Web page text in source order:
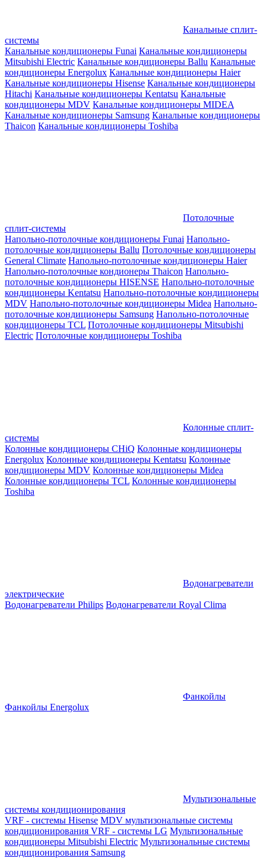
Канальные сплит-
системы
Канальные кондиционеры Funai Канальные кондиционеры
Mitsubishi Electric Канальные кондиционеры Ballu Канальные
кондиционеры Energolux Канальные кондиционеры Haier
Канальные кондиционеры Hisense Канальные кондиционеры
Hitachi Канальные кондиционеры Kentatsu Канальные
кондиционеры MDV Канальные кондиционеры MIDEA
Канальные кондиционеры Samsung Канальные кондиционеры
Thaicon Канальные кондиционеры Toshiba
Потолочные
сплит-системы
Напольно-потолочные кондиционеры Funai Напольно-
потолочные кондиционеры Ballu Потолочные кондиционеры
General Climate Напольно-потолочные кондиционеры Haier
Напольно-потолочные кондионеры Thaicon Напольно-
потолочные кондиционеры HISENSE Напольно-потолочные
кондиционеры Kentatsu Напольно-потолочные кондиционеры
MDV Напольно-потолочные кондиционеры Midea Напольно-
потолочные кондиционеры Samsung Напольно-потолочные
кондиционеры TCL Потолочные кондиционеры Mitsubishi
Electric Потолочные кондиционеры Toshiba
Колонные сплит-
системы
Колонные кондиционеры CHiQ Колонные кондиционеры
Energolux Колонные кондиционеры Kentatsu Колонные
кондиционеры MDV Колонные кондиционеры Midea
Колонные кондиционеры TCL Колонные кондиционеры
Toshiba
Водонагреватели
электрические
Водонагреватели Philips Водонагреватели Royal Clima
Фанкойлы
Фанкойлы Energolux
Мультизональные
системы кондиционирования
VRF - системы Hisense MDV мультизональные системы
кондиционирования VRF - системы LG Мультизональные
кондиционеры Mitsubishi Electric Мультизональные системы
кондиционирования Samsung